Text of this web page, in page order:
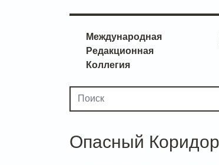
Международная
Редакционная
Коллегия
Опасный Коридор